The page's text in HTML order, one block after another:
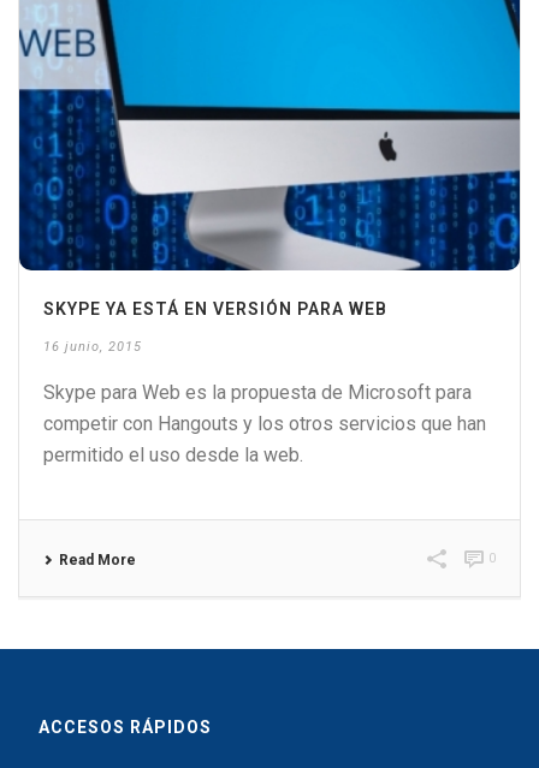
SKYPE YA ESTÁ EN VERSIÓN PARA WEB
16 junio, 2015
Skype para Web es la propuesta de Microsoft para
competir con Hangouts y los otros servicios que han
permitido el uso desde la web.
Read More 0
ACCESOS RÁPIDOS